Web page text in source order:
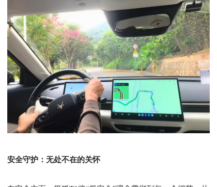
安全守护：无处不在的关怀